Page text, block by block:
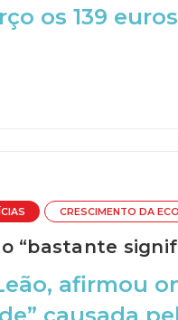
os 139
CRESCIMENTO DA
“bastante
afirmou